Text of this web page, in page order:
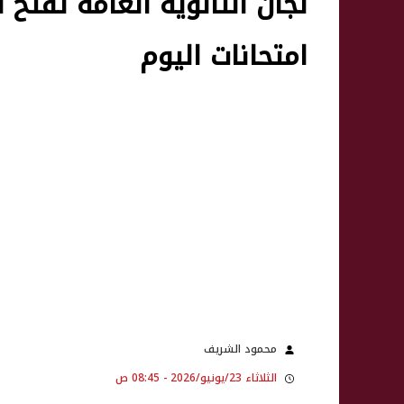
امتحانات اليوم
محمود الشريف
الثلاثاء 23/يونيو/2026 - 08:45 ص